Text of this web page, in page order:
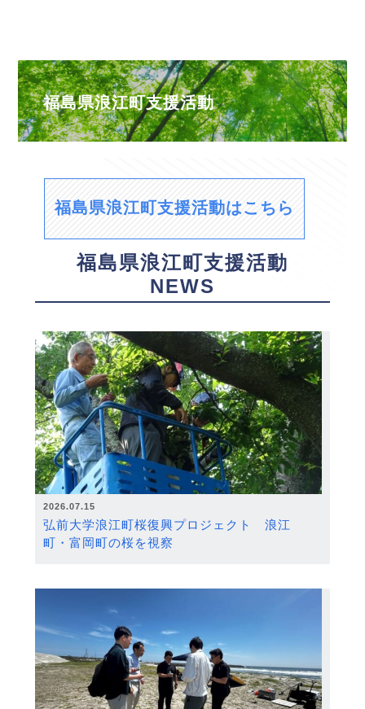
福島県浪江町支援活動
福島県浪江町支援活動はこちら
福島県浪江町支援活動
NEWS
2026.07.15
弘前大学浪江町桜復興プロジェクト 浪江
町・富岡町の桜を視察